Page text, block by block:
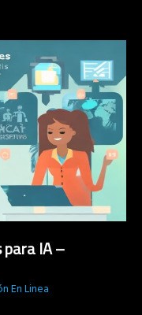
para IA –
En Linea